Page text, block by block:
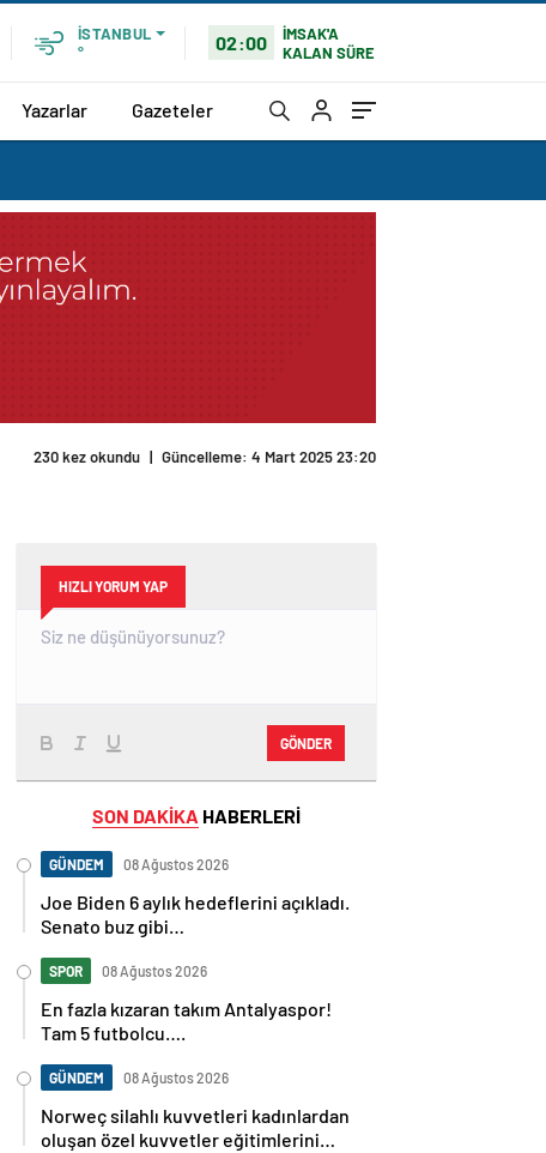
İSTANBUL
°
02:00
İMSAK'A
KALAN SÜRE
Yazarlar Gazeteler
230 kez okundu | Güncelleme: 4 Mart 2025 23:20
HIZLI YORUM YAP
GÖNDER
SON DAKİKA HABERLERİ
GÜNDEM 08 Ağustos 2026
Joe Biden 6 aylık hedeflerini açıkladı.
Senato buz gibi…
SPOR 08 Ağustos 2026
En fazla kızaran takım Antalyaspor!
Tam 5 futbolcu….
GÜNDEM 08 Ağustos 2026
Norweç silahlı kuvvetleri kadınlardan
oluşan özel kuvvetler eğitimlerini